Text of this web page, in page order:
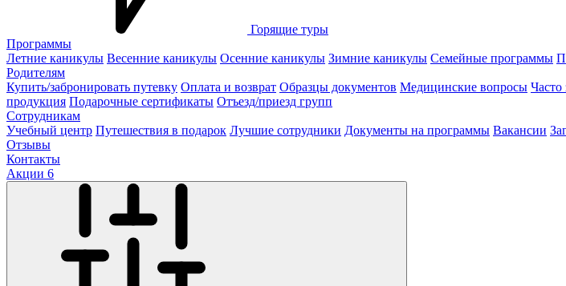
Горящие туры
Программы
Летние каникулы Весенние каникулы Осенние каникулы Зимние каникулы Семейные программы
Родителям
Купить/забронировать путевку Оплата и возврат Образцы документов Медицинские вопросы Часто
продукция Подарочные сертификаты Отъезд/приезд групп
Сотрудникам
Учебный центр Путешествия в подарок Лучшие сотрудники Документы на программы Вакансии
Отзывы
Контакты
Акции 6